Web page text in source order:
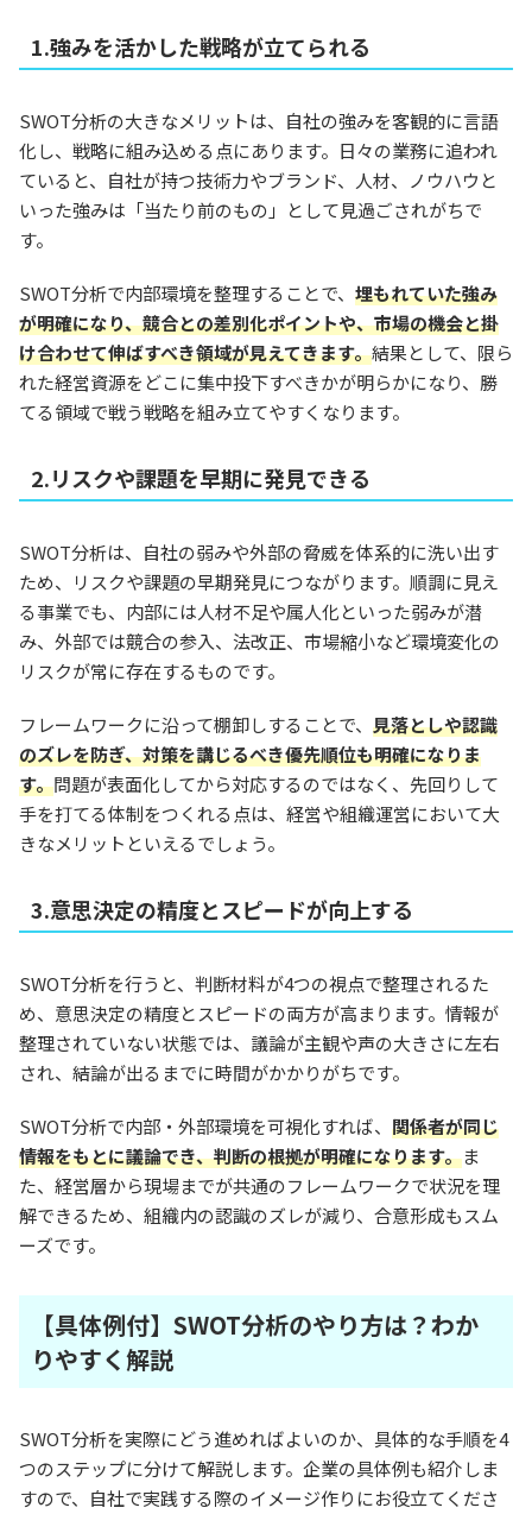
1.強みを活かした戦略が立てられる
SWOT分析の大きなメリットは、自社の強みを客観的に言語
化し、戦略に組み込める点にあります。日々の業務に追われ
ていると、自社が持つ技術力やブランド、人材、ノウハウと
いった強みは「当たり前のもの」として見過ごされがちで
す。
SWOT分析で内部環境を整理することで、 埋もれていた強み
が明確になり、競合との差別化ポイントや、市場の機会と掛
け合わせて伸ばすべき領域が見えてきます。結果として、限ら
れた経営資源をどこに集中投下すべきかが明らかになり、勝
てる領域で戦う戦略を組み立てやすくなります。
2.リスクや課題を早期に発見できる
SWOT分析は、自社の弱みや外部の脅威を体系的に洗い出す
ため、リスクや課題の早期発見につながります。順調に見え
る事業でも、内部には人材不足や属人化といった弱みが潜
み、外部では競合の参入、法改正、市場縮小など環境変化の
リスクが常に存在するものです。
フレームワークに沿って棚卸しすることで、 見落としや認識
のズレを防ぎ、対策を講じるべき優先順位も明確になりま
す。問題が表面化してから対応するのではなく、先回りして
手を打てる体制をつくれる点は、経営や組織運営において大
きなメリットといえるでしょう。
3.意思決定の精度とスピードが向上する
SWOT分析を行うと、判断材料が4つの視点で整理されるた
め、意思決定の精度とスピードの両方が高まります。情報が
整理されていない状態では、議論が主観や声の大きさに左右
され、結論が出るまでに時間がかかりがちです。
SWOT分析で内部・外部環境を可視化すれば、 関係者が同じ
情報をもとに議論でき、判断の根拠が明確になります。ま
た、経営層から現場までが共通のフレームワークで状況を理
解できるため、組織内の認識のズレが減り、合意形成もスム
ーズです。
【具体例付】SWOT分析のやり方は？わか
りやすく解説
SWOT分析を実際にどう進めればよいのか、具体的な手順を4
つのステップに分けて解説します。企業の具体例も紹介しま
すので、自社で実践する際のイメージ作りにお役立てくださ